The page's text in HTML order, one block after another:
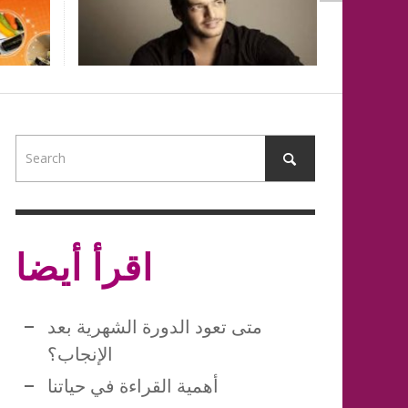
كيف تكونين
NESSAMET
مواصفات امرأة برج الحوت
NESSAMET
اقرأ أيضا
متى تعود الدورة الشهرية بعد
الإنجاب؟
أهمية القراءة في حياتنا